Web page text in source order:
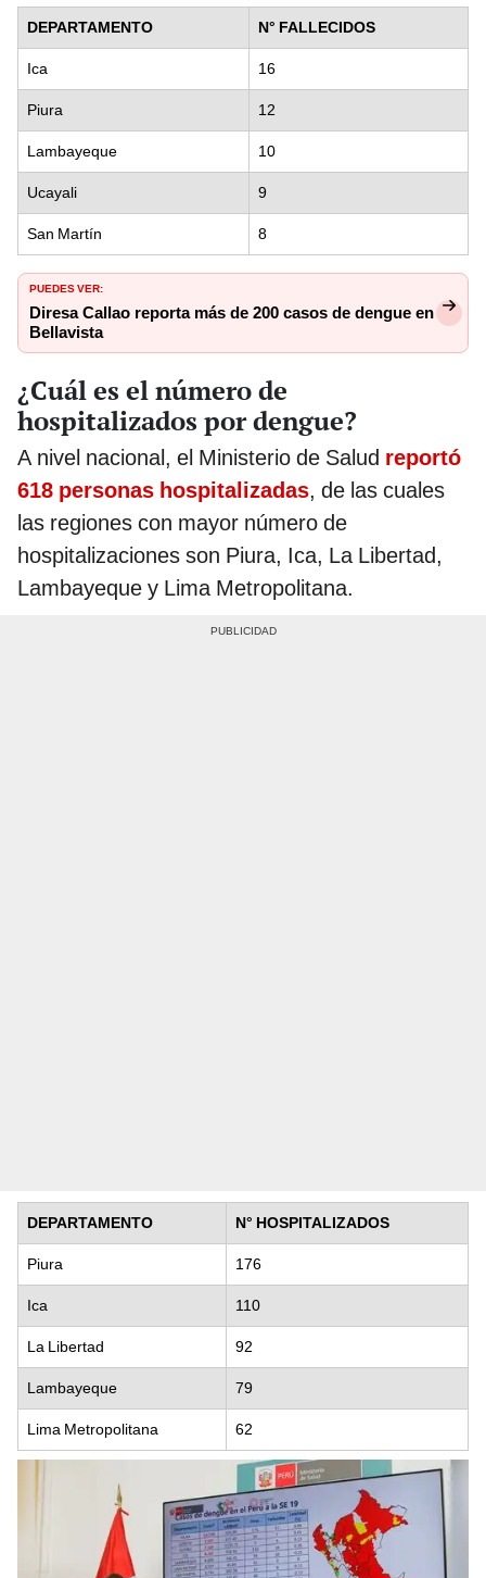
DEPARTAMENTO N° FALLECIDOS
Ica 16
Piura 12
Lambayeque 10
Ucayali 9
San Martín 8
PUEDES VER:
Diresa Callao reporta más de 200 casos de dengue en
Bellavista
¿Cuál es el número de
hospitalizados por dengue?
A nivel nacional, el Ministerio de Salud reportó
618 personas hospitalizadas, de las cuales
las regiones con mayor número de
hospitalizaciones son Piura, Ica, La Libertad,
Lambayeque y Lima Metropolitana.
DEPARTAMENTO N° HOSPITALIZADOS
Piura 176
Ica 110
La Libertad 92
Lambayeque 79
Lima Metropolitana 62